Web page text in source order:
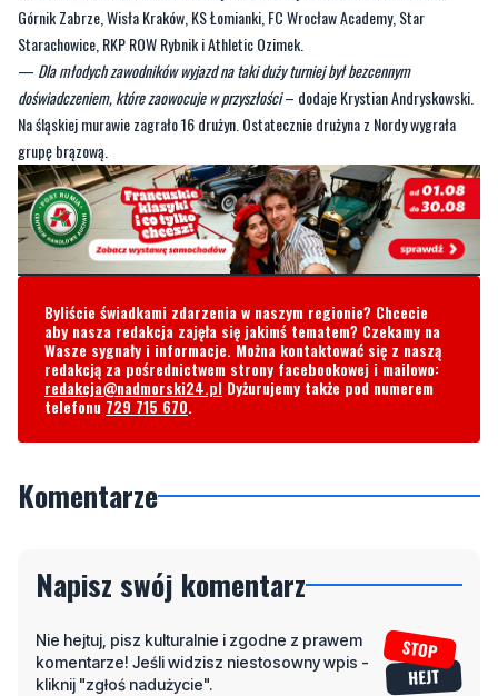
Górnik Zabrze, Wisła Kraków, KS Łomianki, FC Wrocław Academy, Star
Starachowice, RKP ROW Rybnik i Athletic Ozimek.
— Dla młodych zawodników wyjazd na taki duży turniej był bezcennym
doświadczeniem, które zaowocuje w przyszłości– dodaje Krystian Andryskowski.
Na śląskiej murawie zagrało 16 drużyn. Ostatecznie drużyna z Nordy wygrała
grupę brązową.
Byliście świadkami zdarzenia w naszym regionie? Chcecie
aby nasza redakcja zajęła się jakimś tematem? Czekamy na
Wasze sygnały i informacje. Można kontaktować się z naszą
redakcją za pośrednictwem strony facebookowej i mailowo:
redakcja@nadmorski24.pl Dyżurujemy także pod numerem
telefonu 729 715 670.
Komentarze
Napisz swój komentarz
Nie hejtuj, pisz kulturalnie i zgodne z prawem
komentarze! Jeśli widzisz niestosowny wpis -
kliknij "zgłoś nadużycie".